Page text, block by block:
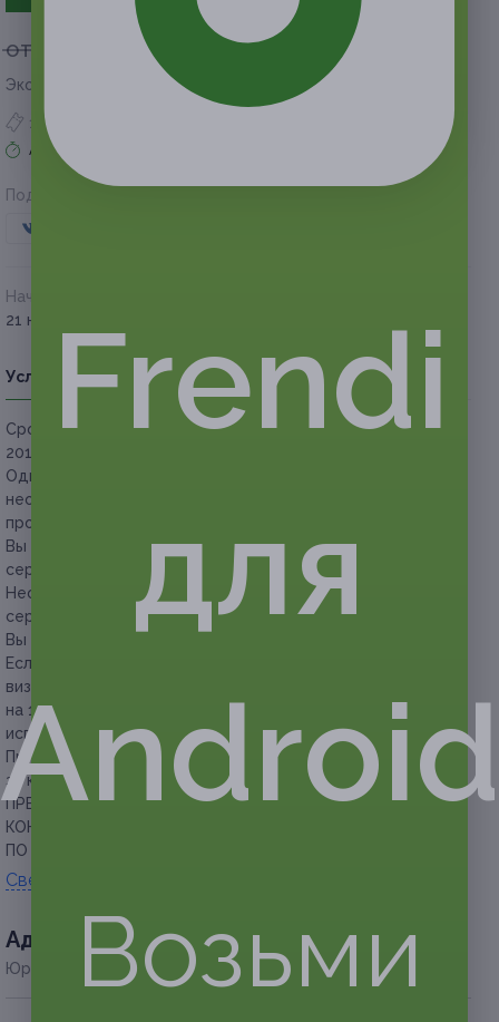
от 800 руб. от 200 руб.
Экономия от 600 руб.
1 купон куплен
Акция завершена
Поделиться с друзьями
Начало действия
21 ноября 2017 г.
Условия Описание Гарантии Адреса Вопросы
Срок действия сертификатов:
с 21 ноября
2017 г. до 21 февраля 2018 г. (включительно).
Один человек
неограниченное количество сертификатов за все время
проведения акции, каждый из них — только один раз.
Вы можете купить неограниченное количество
сертификатов в подарок.
Необходима предварительная запись c указанием номера
сертификата по телефону: +7 923 009-25-07.
Вы можете предъявить сертификат в электронном виде.
Если участник акции не предупреждает об отмене своего
визита за 24 часа до времени записи или опаздывает
на 15 минут и более, сертификат считается
использованным.
При длине волос свыше 40 см необходима доплата
за каждые 10 см — от 150 руб.
ПРЕДУПРЕЖДАЕМ О НЕОБХОДИМОСТИ ПОЛУЧЕНИЯ
КОНСУЛЬТАЦИИ У ВРАЧА-СПЕЦИАЛИСТА
ПО ОКАЗЫВАЕМЫМ УСЛУГАМ И ПРОТИВОПОКАЗАНИЯМ.
Свернуть
Адресa
Юридическая информация о партнёре
Frendi
для
Android
Возьми